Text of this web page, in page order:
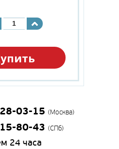
03-15 (Москва)
80-43 (СПб)
24 часа